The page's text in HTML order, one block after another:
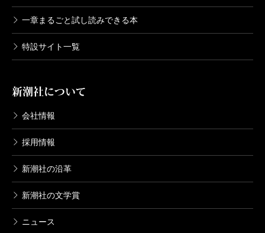
一章まるごと試し読みできる本
特設サイト一覧
新潮社について
会社情報
採用情報
新潮社の沿革
新潮社の文学賞
ニュース